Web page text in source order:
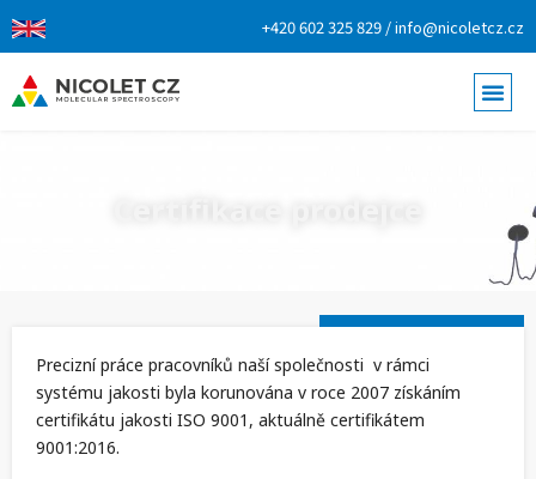
+420 602 325 829 / info@nicoletcz.cz
Certifikace prodejce
Precizní práce pracovníků naší společnosti v rámci
systému jakosti byla korunována v roce 2007 získáním
certifikátu jakosti ISO 9001, aktuálně certifikátem
9001:2016.